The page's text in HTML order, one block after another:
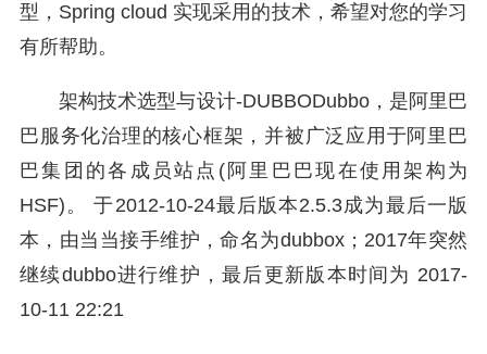
型，Spring cloud 实现采用的技术，希望对您的学习
有所帮助。
架构技术选型与设计-DUBBODubbo，是阿里巴
巴服务化治理的核心框架，并被广泛应用于阿里巴
巴集团的各成员站点(阿里巴巴现在使用架构为
HSF)。 于2012-10-24最后版本2.5.3成为最后一版
本，由当当接手维护，命名为dubbox；2017年突然
继续dubbo进行维护，最后更新版本时间为 2017-
10-11 22:21